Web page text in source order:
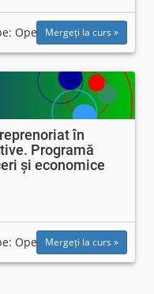
Open Mergeți la curs »
în
Programă
și economice
Open Mergeți la curs »